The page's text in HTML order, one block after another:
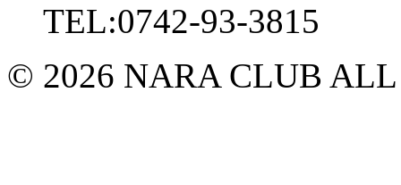
TEL:0742-93-3815
© 2026 NARA CLUB ALL